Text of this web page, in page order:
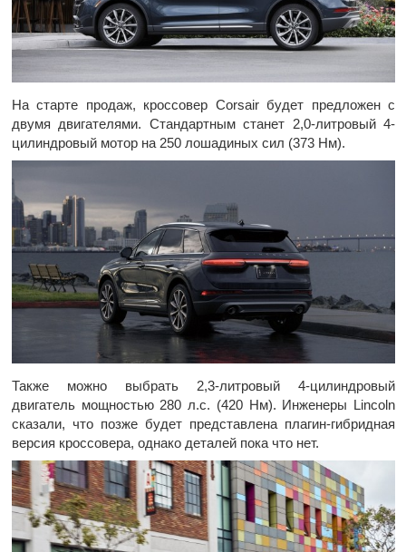
На старте продаж, кроссовер Corsair будет предложен с
двумя двигателями. Стандартным станет 2,0-литровый 4-
цилиндровый мотор на 250 лошадиных сил (373 Нм).
Также можно выбрать 2,3-литровый 4-цилиндровый
двигатель мощностью 280 л.с. (420 Нм). Инженеры Lincoln
сказали, что позже будет представлена плагин-гибридная
версия кроссовера, однако деталей пока что нет.